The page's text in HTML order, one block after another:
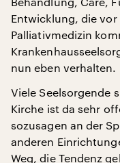
Entwicklung, die vor
Palliativmedizin
nun eben verhalten.
Viele Seelsorgende
Kirche ist da sehr
sozusagen an der
anderen
Weg, die Tendenz